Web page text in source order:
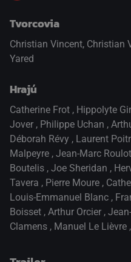
Tvorcovia
Christian Vincent, Christian
Yared
Hrajú
Catherine Frot , Hippolyte
Jover , Philippe Uchan ,
Déborah Révy , Laurent
Malpeyre , Jean-Marc Roulot
Boutelis , Joe Sheridan ,
Tavera , Pierre Moure ,
Louis-Emmanuel Blanc ,
Boisset , Arthur Orcier ,
Clamens , Manuel Le Lièvre ,